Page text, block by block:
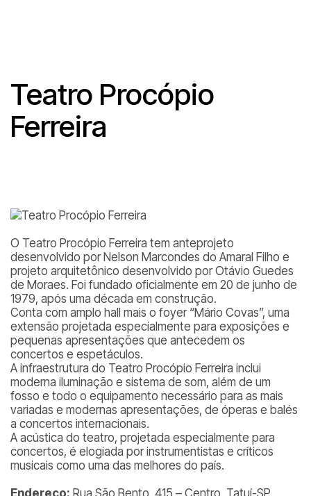
Teatro Procópio
Ferreira
O Teatro Procópio Ferreira tem anteprojeto
desenvolvido por Nelson Marcondes do Amaral Filho e
projeto arquitetônico desenvolvido por Otávio Guedes
de Moraes. Foi fundado oficialmente em 20 de junho de
1979, após uma década em construção.
Conta com amplo hall mais o foyer “Mário Covas”, uma
extensão projetada especialmente para exposições e
pequenas apresentações que antecedem os
concertos e espetáculos.
A infraestrutura do Teatro Procópio Ferreira inclui
moderna iluminação e sistema de som, além de um
fosso e todo o equipamento necessário para as mais
variadas e modernas apresentações, de óperas e balés
a concertos internacionais.
A acústica do teatro, projetada especialmente para
concertos, é elogiada por instrumentistas e críticos
musicais como uma das melhores do país.
Endereço: Rua São Bento, 415 – Centro, Tatuí-SP